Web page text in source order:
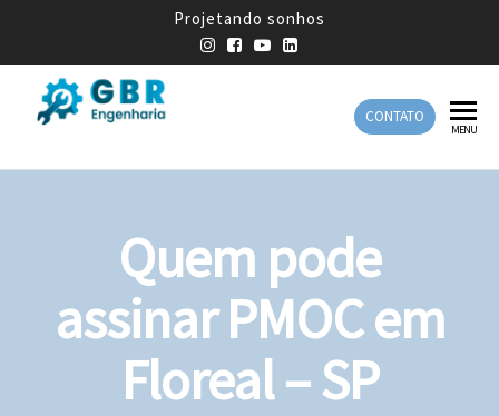
Projetando sonhos
Engenharia
Engenharia
CONTATO
MENU
Quem pode
assinar PMOC em
Floreal – SP